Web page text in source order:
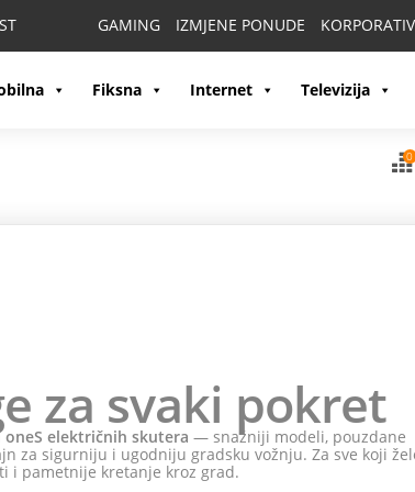
GAMING IZMJENE PONUDE
Fiksna Internet Televizija
0
za svaki pokret
oneS električnih skutera — snažniji modeli, pouzdane
za sigurniju i ugodniju gradsku vožnju. Za sve koji
i pametnije kretanje kroz grad.